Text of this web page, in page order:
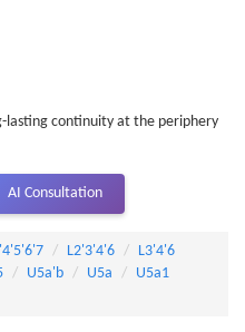
lasting continuity at the periphery
AI Consultation
L2'3'4'6
L3'4'6
U5a'b U5a
U5a1